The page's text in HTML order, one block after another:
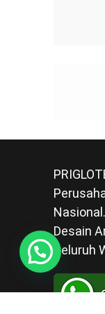
Desain
Seluruh